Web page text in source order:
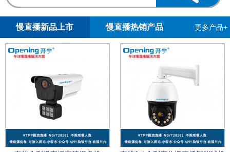
慢直播新品上市 慢直播热销产品 更多产品+